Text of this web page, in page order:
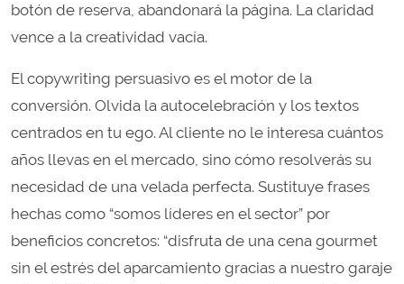
botón de reserva, abandonará la página. La claridad
vence a la creatividad vacía.
El copywriting persuasivo es el motor de la
conversión. Olvida la autocelebración y los textos
centrados en tu ego. Al cliente no le interesa cuántos
años llevas en el mercado, sino cómo resolverás su
necesidad de una velada perfecta. Sustituye frases
hechas como “somos líderes en el sector” por
beneficios concretos: “disfruta de una cena gourmet
sin el estrés del aparcamiento gracias a nuestro garaje